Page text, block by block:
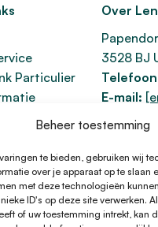
Beheer toestemming
te bieden, gebruiken wij
over je apparaat op te slaan
met deze technologieën
ID's op deze site verwerken.
of uw toestemming intrekt, kan
Particulier
Over
3528 BJ
E-mail:
KvK
Kifid
Lening.nl